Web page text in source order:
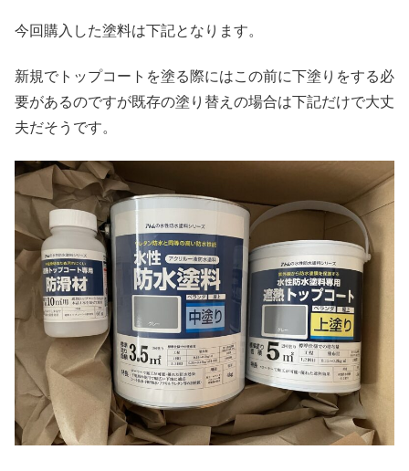
今回購入した塗料は下記となります。
新規でトップコートを塗る際にはこの前に下塗りをする必
要があるのですが既存の塗り替えの場合は下記だけで大丈
夫だそうです。